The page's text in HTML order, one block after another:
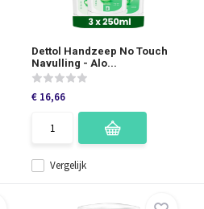
Dettol Handzeep No Touch
Navulling - Alo...
Vergelijk
€ 16,66